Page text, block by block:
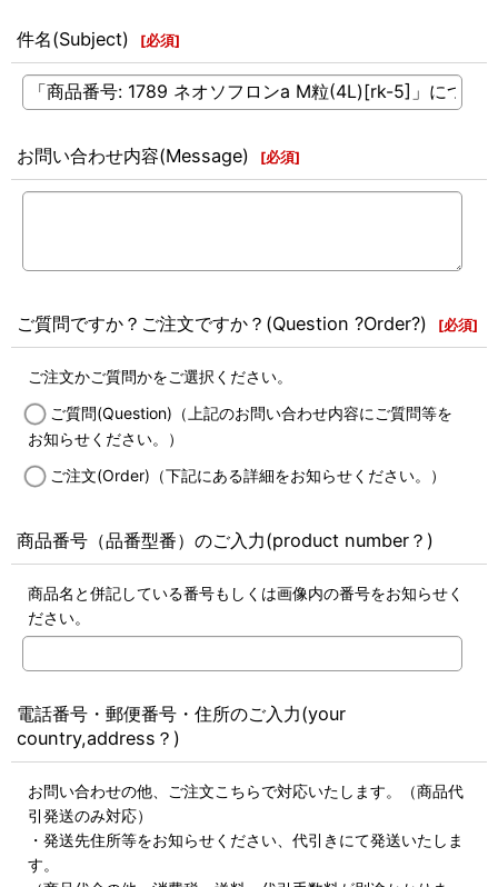
件名(Subject) [必須]
お問い合わせ内容(Message) [必須]
ご質問ですか？ご注文ですか？(Question ?Order?) [必須]
ご注文かご質問かをご選択ください。
ご質問(Question)（上記のお問い合わせ内容にご質問等を
お知らせください。）
ご注文(Order)（下記にある詳細をお知らせください。）
商品番号（品番型番）のご入力(product number？)
商品名と併記している番号もしくは画像内の番号をお知らせく
ださい。
電話番号・郵便番号・住所のご入力(your
country,address？)
お問い合わせの他、ご注文こちらで対応いたします。（商品代
引発送のみ対応）
・発送先住所等をお知らせください、代引きにて発送いたしま
す。